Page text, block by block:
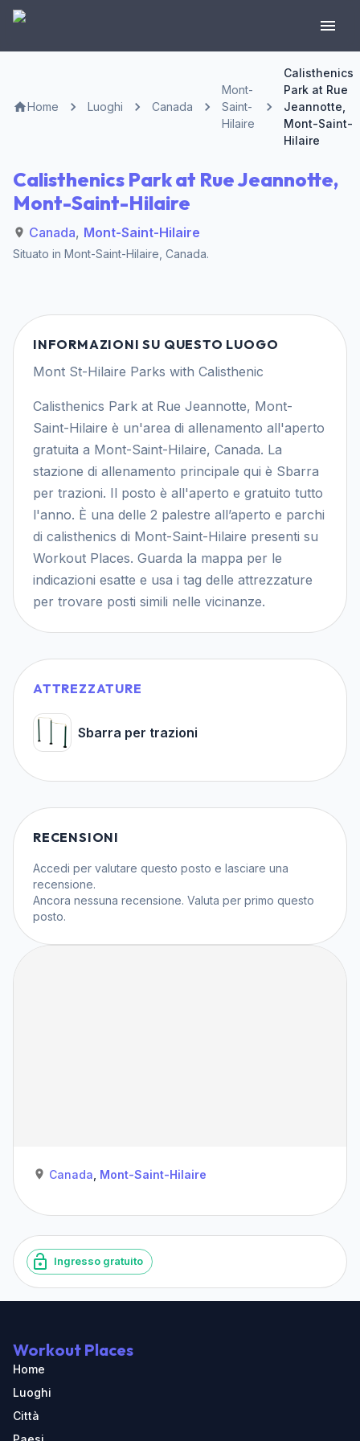
Home Luoghi Canada
Mont-
Saint-
Hilaire
Calisthenics
Park at Rue
Jeannotte,
Mont-Saint-
Hilaire
Calisthenics Park at Rue Jeannotte,
Mont-Saint-Hilaire
Canada, Mont-Saint-Hilaire
Situato in Mont-Saint-Hilaire Canada.
INFORMAZIONI SU QUESTO LUOGO
Mont St-Hilaire Parks with Calisthenic
Calisthenics Park at Rue Jeannotte, Mont-
Saint-Hilaire è un'area di allenamento all'aperto
gratuita a Mont-Saint-Hilaire, Canada. La
stazione di allenamento principale qui è Sbarra
per trazioni. Il posto è all'aperto e gratuito tutto
l'anno. È una delle 2 palestre all’aperto e parchi
di calisthenics di Mont-Saint-Hilaire presenti su
Workout Places. Guarda la mappa per le
indicazioni esatte e usa i tag delle attrezzature
per trovare posti simili nelle vicinanze.
ATTREZZATURE
Sbarra per trazioni
RECENSIONI
Accedi per valutare questo posto e lasciare una
recensione.
Ancora nessuna recensione. Valuta per primo questo
posto.
Canada Mont-Saint-Hilaire
Ingresso gratuito
Workout Places
Home
Luoghi
Città